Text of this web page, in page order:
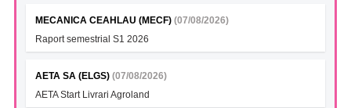
MECANICA CEAHLAU (MECF) (07/08/2026)
Raport semestrial S1 2026
AETA SA (ELGS) (07/08/2026)
AETA Start Livrari Agroland